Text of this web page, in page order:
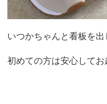
いつかちゃんと看板を
初めての方は安心してお